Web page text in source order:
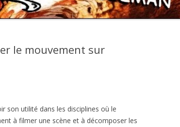
le mouvement sur
son utilité dans les disciplines où le
à filmer une scène et à décomposer les